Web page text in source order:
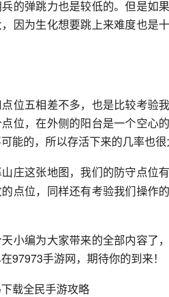
的弹跳力也是较低的。但是如
因为生化想要跳上来难度也是
位五相差不多，也是比较考验
位，在外侧的阳台是一个空心
能的，所以存活下来的几率也很
山庄这张地图，我们的防守点位
点位，同样还有考验我们操作
小编为大家带来的全部内容了
97973手游网，期待你的到来！
载全民手游攻略